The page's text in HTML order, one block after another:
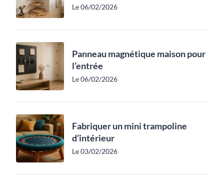
Le 06/02/2026
Panneau magnétique maison pour
l’entrée
Le 06/02/2026
Fabriquer un mini trampoline
d’intérieur
Le 03/02/2026